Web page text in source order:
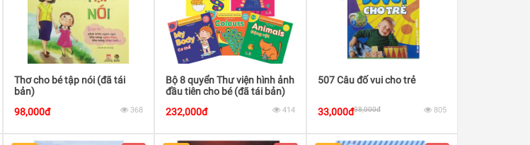
Thơ cho bé tập nói (đã tái
bản)
98,000đ
368
Bộ 8 quyển Thư viện hình ảnh
đầu tiên cho bé (đã tái bản)
232,000đ
414
507 Câu đố vui cho trẻ
33,000đ38,000đ 805